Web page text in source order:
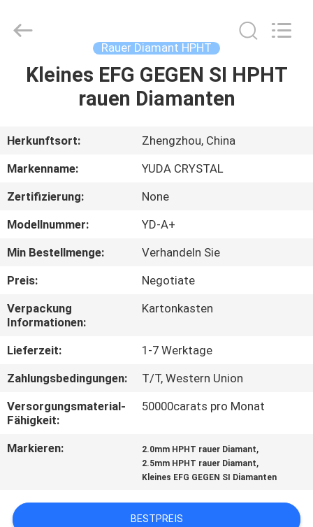
HAUS
ÜBER
UNS
FABRIK-
AUSFLUG
QUALITÄTSKONTROLLE
TRETEN
SIE
UNS
IN
NACHRICHTEN
Crystal
Co.,Ltd.
Reserved.
Rauer Diamant HPHT
Kleines EFG GEGEN SI HPHT
rauen Diamanten
Herkunftsort:
Zhengzhou, China
Markenname:
YUDA CRYSTAL
Zertifizierung:
None
Modellnummer:
YD-A+
Min Bestellmenge:
Verhandeln Sie
Preis:
Negotiate
Verpackung
Informationen:
Kartonkasten
Lieferzeit:
1-7 Werktage
Zahlungsbedingungen:
T/T, Western Union
Versorgungsmaterial-
Fähigkeit:
50000carats pro Monat
Markieren: 2.0mm HPHT rauer Diamant,
2.5mm HPHT rauer Diamant,
Kleines EFG GEGEN SI Diamanten
BESTPREIS